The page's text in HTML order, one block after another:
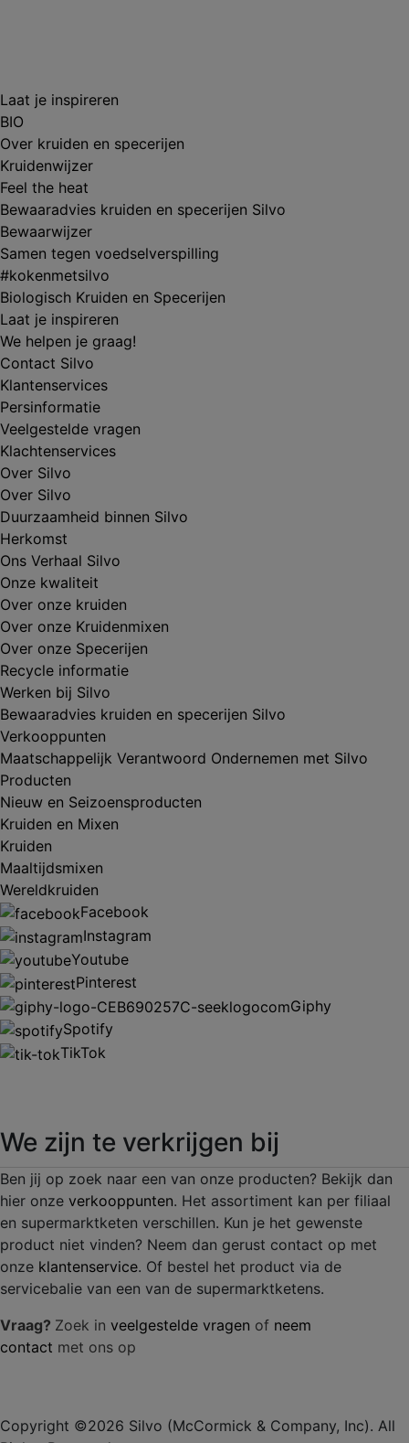
Laat je inspireren
BIO
Over kruiden en specerijen
Kruidenwijzer
Feel the heat
Bewaaradvies kruiden en specerijen Silvo
Bewaarwijzer
Samen tegen voedselverspilling
#kokenmetsilvo
Biologisch Kruiden en Specerijen
Laat je inspireren
We helpen je graag!
Contact Silvo
Klantenservices
Persinformatie
Veelgestelde vragen
Klachtenservices
Over Silvo
Over Silvo
Duurzaamheid binnen Silvo
Herkomst
Ons Verhaal Silvo
Onze kwaliteit
Over onze kruiden
Over onze Kruidenmixen
Over onze Specerijen
Recycle informatie
Werken bij Silvo
Bewaaradvies kruiden en specerijen Silvo
Verkooppunten
Maatschappelijk Verantwoord Ondernemen met Silvo
Producten
Nieuw en Seizoensproducten
Kruiden en Mixen
Kruiden
Maaltijdsmixen
Wereldkruiden
Facebook
Instagram
Youtube
Pinterest
Giphy
Spotify
TikTok
We zijn te verkrijgen bij
Ben jij op zoek naar een van onze producten? Bekijk dan
hier onze verkooppunten. Het assortiment kan per filiaal
en supermarktketen verschillen. Kun je het gewenste
product niet vinden? Neem dan gerust contact op met
onze klantenservice. Of bestel het product via de
servicebalie van een van de supermarktketens.
Vraag? Zoek in veelgestelde vragen of neem
contact met ons op
Copyright ©2026 Silvo (McCormick & Company, Inc). All